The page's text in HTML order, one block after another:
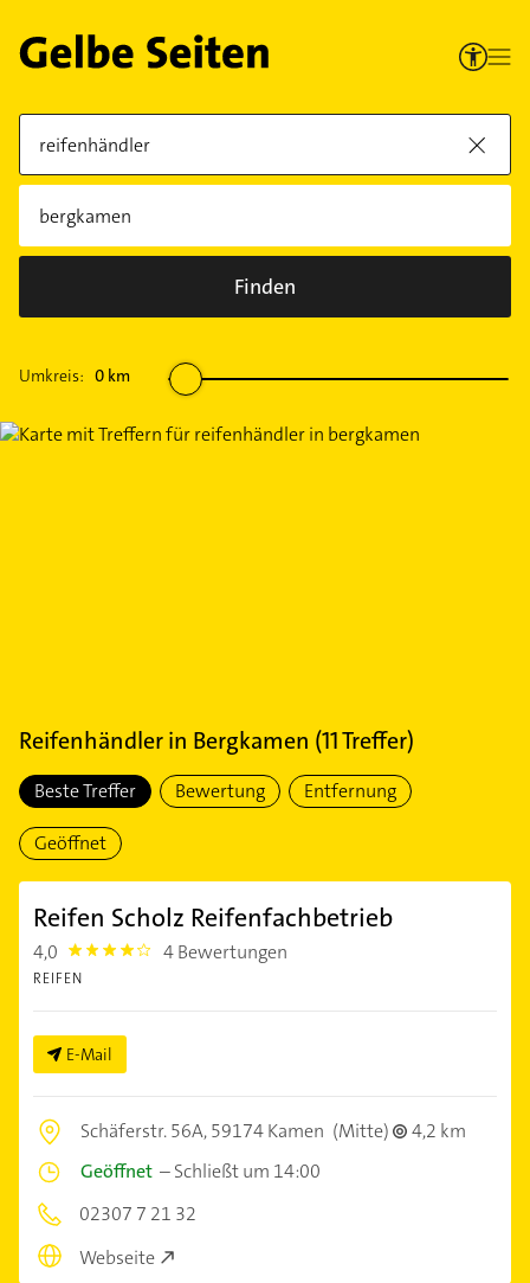
Finden
Umkreis: 0 km
Reifenhändlerin Bergkamen (11Treffer)
Beste Treffer Bewertung Entfernung
Geöffnet
Reifen Scholz Reifenfachbetrieb
4,0 4.0 4 Bewertungen
REIFEN
E-Mail
Schäferstr. 56A,59174 Kamen (Mitte)
4,2 km
Geöffnet –Schließt um 14:00
02307 7 21 32
Webseite